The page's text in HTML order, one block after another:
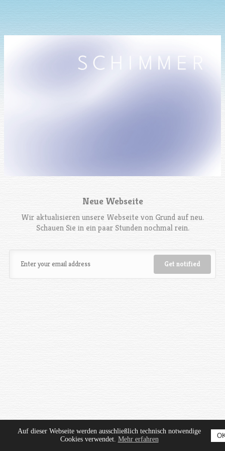
Neue Webseite
Wir aktualisieren unsere Webseite von Grund auf neu.
Schauen Sie in ein paar Stunden nochmal rein.
Auf dieser Webseite werden ausschließlich technisch notwendige
Cookies verwendet. Mehr erfahren